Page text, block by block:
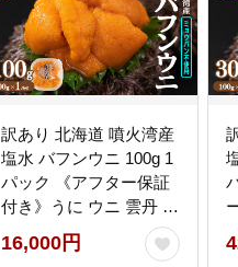
訳あり 北海道 噴火湾産
塩水 バフンウニ 100g 1
パック 《アフター保証
付き》うに ウニ 雲丹 海
鮮 海の幸 魚介類 ウニ丼
お寿司 濃厚 無添加 産地
16,000円